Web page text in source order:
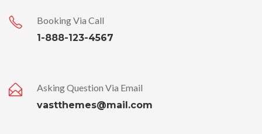
Booking Via Call
1-888-123-4567
Asking Question Via Email
vastthemes@mail.com